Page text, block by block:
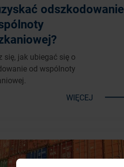
odszkodowanie
się, jak ubiegać się o
od wspólnoty
WIĘCEJ